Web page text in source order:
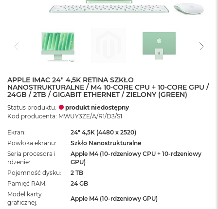
APPLE IMAC 24" 4,5K RETINA SZKŁO
NANOSTRUKTURALNE / M4 10-CORE CPU + 10-CORE GPU /
24GB / 2TB / GIGABIT ETHERNET / ZIELONY (GREEN)
Status produktu:
produkt niedostępny
Kod producenta: MWUY3ZE/A/R1/D3/S1
Ekran
24" 4,5K (4480 x 2520)
Powłoka ekranu
Szkło Nanostrukturalne
Seria procesora i
rdzenie
Apple M4 (10-rdzeniowy CPU + 10-rdzeniowy
GPU)
Pojemność dysku
2 TB
Pamięć RAM
24 GB
Model karty
graficznej
Apple M4 (10-rdzeniowy GPU)